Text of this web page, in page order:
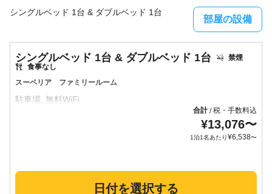
シングルベッド 1台 & ダブルベッド 1台
部屋の設備
スーペリア ファミリールーム
禁煙
食事なし
シングルベッド 1台 & ダブルベッド 1台
合計/税・手数料込
¥13,076〜
1泊1名あたり¥6,538〜
日付を選択する